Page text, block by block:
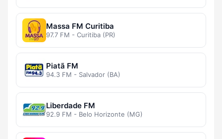
Massa FM Curitiba
97.7 FM - Curitiba (PR)
Piatã FM
94.3 FM - Salvador (BA)
Liberdade FM
92.9 FM - Belo Horizonte (MG)